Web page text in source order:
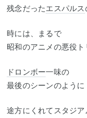
残念だったエスパルス
時には、まるで
昭和のアニメの悪役ト
ドロンボー一味の
最後のシーンのように
途方にくれてスタジア